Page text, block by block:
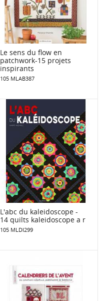
Le sens du flow en
patchwork-15 projets
inspirants
105 MLAB387
L'abc du kaleidoscope -
14 quilts kaleidoscope a r
105 MLDI299